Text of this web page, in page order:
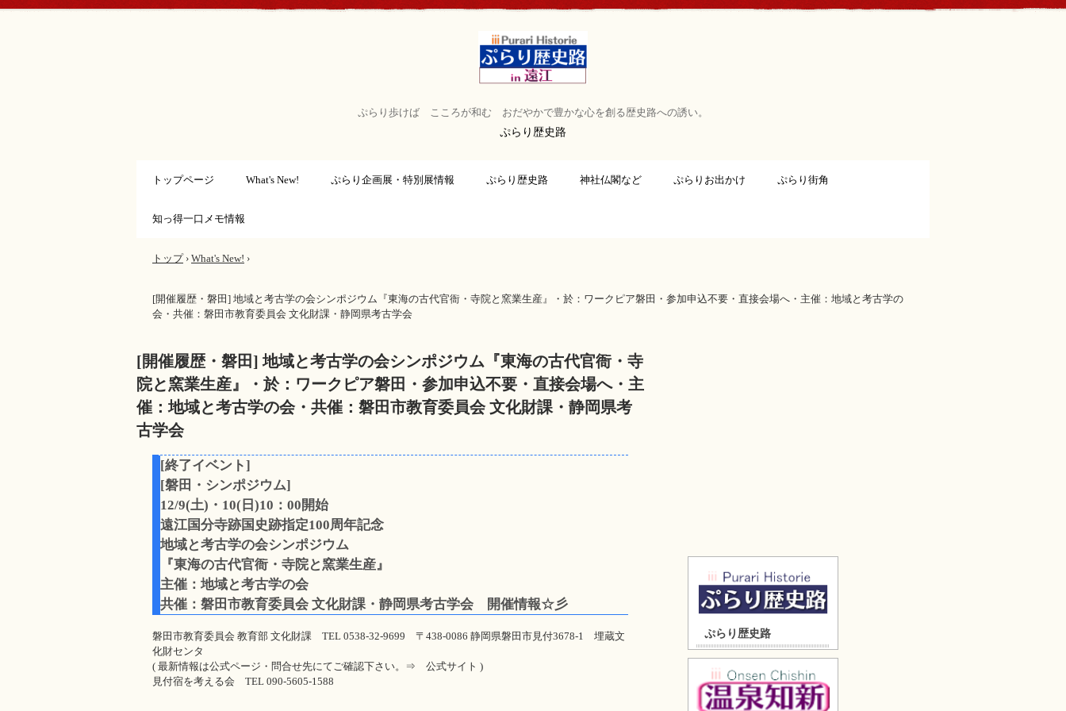
ぷらり歩けば こころが和む おだやかで豊かな心を創る歴史路への誘い。
ぷらり歴史路
トップページ What's New! ぷらり企画展・特別展情報 ぷらり歴史路 神社仏閣など ぷらりお出かけ ぷらり街角
知っ得一口メモ情報
トップ › What's New! ›
[開催履歴・磐田] 地域と考古学の会シンポジウム『東海の古代官衙・寺院と窯業生産』・於：ワークピア磐田・参加申込不要・直接会場へ・主催：地域と考古学の
会・共催：磐田市教育委員会 文化財課・静岡県考古学会
[開催履歴・磐田] 地域と考古学の会シンポジウム『東海の古代官衙・寺
院と窯業生産』・於：ワークピア磐田・参加申込不要・直接会場へ・主
催：地域と考古学の会・共催：磐田市教育委員会 文化財課・静岡県考
古学会
[終了イベント]
[磐田・シンポジウム]
12/9(土)・10(日)10：00開始
遠江国分寺跡国史跡指定100周年記念
地域と考古学の会シンポジウム
『東海の古代官衙・寺院と窯業生産』
主催：地域と考古学の会
共催：磐田市教育委員会 文化財課・静岡県考古学会 開催情報☆彡
磐田市教育委員会 教育部 文化財課 TEL 0538-32-9699 〒438-0086 静岡県磐田市見付3678-1 埋蔵文
化財センタ
( 最新情報は公式ページ・問合せ先にてご確認下さい。⇒ 公式サイト )
見付宿を考える会 TEL 090-5605-1588
ぷらり歴史路